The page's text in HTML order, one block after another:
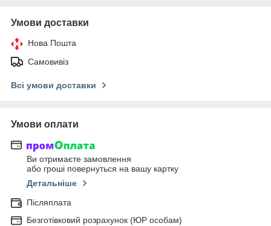
Умови доставки
Нова Пошта
Самовивіз
Всі умови доставки
Умови оплати
Ви отримаєте замовлення
або гроші повернуться на вашу картку
Детальніше
Післяплата
Безготівковий розрахунок (ЮР особам)